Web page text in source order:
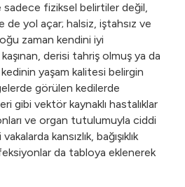
fiziksel belirtiler değil,
de yol açar; halsiz, iştahsız ve
zaman kendini iyi
derisi tahriş olmuş ya da
yaşam kalitesi belirgin
görülen kedilerde
gibi vektör kaynaklı hastalıklar
ve organ tutulumuyla ciddi
kansızlık, bağışıklık
da tabloya eklenerek